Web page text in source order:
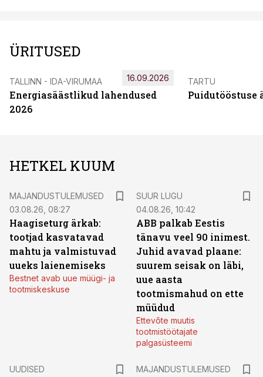
ÜRITUSED
TALLINN - IDA-VIRUMAA
Energiasäästlikud lahendused
2026
16.09.2026 TARTU
Puidutööstuse
HETKEL KUUM
MAJANDUSTULEMUSED
03.08.26, 08:27
Haagiseturg ärkab:
tootjad kasvatavad
mahtu ja valmistuvad
uueks laienemiseks
Bestnet avab uue müügi- ja
tootmiskeskuse
SUUR LUGU
04.08.26, 10:42
ABB palkab Eestis
tänavu veel 90 inimest.
Juhid avavad plaane:
suurem seisak on läbi,
uue aasta
tootmismahud on ette
müüdud
Ettevõte muutis
tootmistöötajate
palgasüsteemi
UUDISED
MAJANDUSTULEMUSED